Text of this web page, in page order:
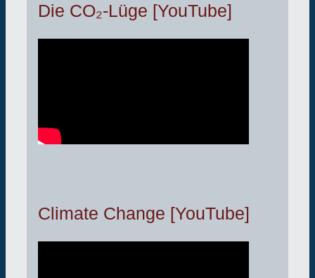
Die CO₂-Lüge [YouTube]
Climate Change [YouTube]